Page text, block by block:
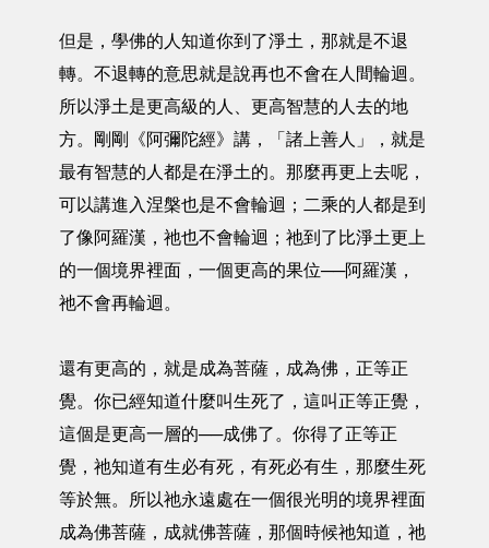
但是，學佛的人知道你到了淨土，那就是不退
轉。不退轉的意思就是說再也不會在人間輪迴。
所以淨土是更高級的人、更高智慧的人去的地
方。剛剛《阿彌陀經》講，「諸上善人」，就是
最有智慧的人都是在淨土的。那麼再更上去呢，
可以講進入涅槃也是不會輪迴；二乘的人都是到
了像阿羅漢，祂也不會輪迴；祂到了比淨土更上
的一個境界裡面，一個更高的果位──阿羅漢，
祂不會再輪迴。
還有更高的，就是成為菩薩，成為佛，正等正
覺。你已經知道什麼叫生死了，這叫正等正覺，
這個是更高一層的──成佛了。你得了正等正
覺，祂知道有生必有死，有死必有生，那麼生死
等於無。所以祂永遠處在一個很光明的境界裡面
成為佛菩薩，成就佛菩薩，那個時候祂知道，祂